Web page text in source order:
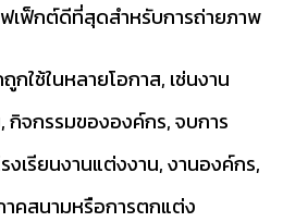
เฟ็กต์ดีที่สุดสำหรับการถ่ายภาพ
กใช้ในหลายโอกาส, เช่นงาน
กิจกรรมขององค์กร, จบการ
งเรียนงานแต่งงาน, งานองค์กร,
คสนามหรือการตกแต่ง